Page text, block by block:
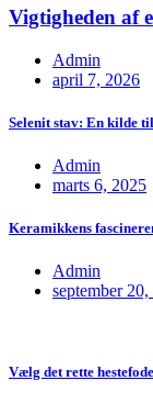
Vigtigheden af
Admin
april 7, 2026
Selenit stav: En kilde
Admin
marts 6, 2025
Keramikkens
Admin
september
Vælg det rette